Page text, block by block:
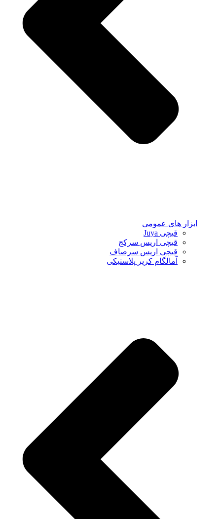
ابزار های عمومی
قیچی Juya
قیچی اریس سرکج
قیچی اریس سرصاف
آمالگام کریر پلاستیکی